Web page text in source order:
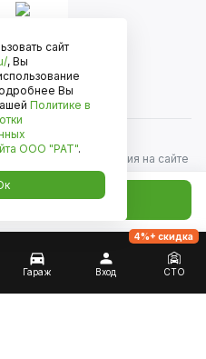
в корзину
автозапчастей
иномарок. Информация на сайте
характер и не является
положениями
Все права защищены.
Гараж Вход СТО
4%+ скидка
сайт
, Вы
Вы
Политике в
ООО "РАТ".